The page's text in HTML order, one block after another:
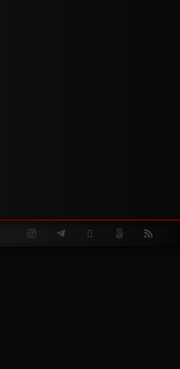
InstagramTelegramTwitter 500px RSS